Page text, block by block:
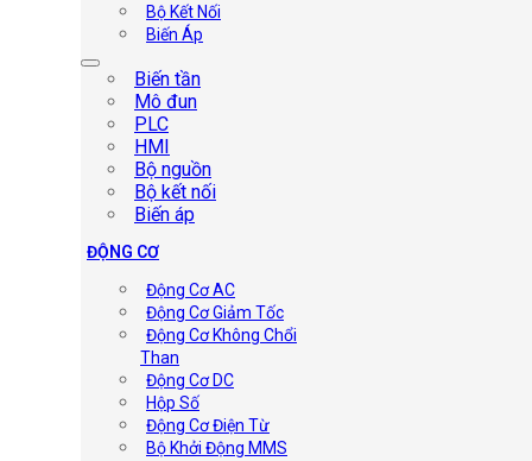
Bộ Kết Nối
Biến Áp
Biến tần
Mô đun
PLC
HMI
Bộ nguồn
Bộ kết nối
Biến áp
ĐỘNG CƠ
Động Cơ AC
Động Cơ Giảm Tốc
Động Cơ Không Chổi
Than
Động Cơ DC
Hộp Số
Động Cơ Điện Từ
Bộ Khởi Động MMS